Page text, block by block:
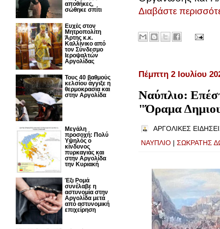
Διαβάστε
Πέμπτη 2 Ιουλίου
Ναύπλιο:
"Όραμα
ΑΡΓΟΛΙΚΕΣ
ΝΑΥΠΛΙΟ
ΣΩΚΡΑΤΗΣ
αποθήκες,
σώθηκε σπίτι
Ευχές στον
Μητροπολίτη
Άρτης κ.κ.
Καλλίνικο από
τον Σύνδεσμο
Ιεροψαλτών
Αργολίδας
Τους 40 βαθμούς
κελσίου άγγιξε η
θερμοκρασία και
στην Αργολίδα
Μεγάλη
προσοχή: Πολύ
Υψηλός ο
κίνδυνος
πυρκαγιάς και
στην Αργολίδα
την Κυριακή
Έξι Ρομά
συνέλαβε η
αστυνομία στην
Αργολίδα μετά
από αστυνομική
επιχείρηση